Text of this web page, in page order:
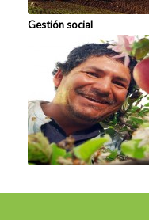
Gestión social